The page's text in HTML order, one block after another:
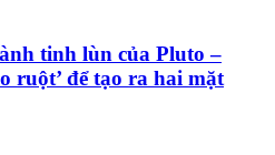
tinh lùn của Pluto –
ruột’ để tạo ra hai mặt